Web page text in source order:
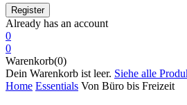
Already has an account
0
0
Warenkorb(0)
Dein Warenkorb ist leer. Siehe alle
Home Essentials Von Büro bis Freizeit